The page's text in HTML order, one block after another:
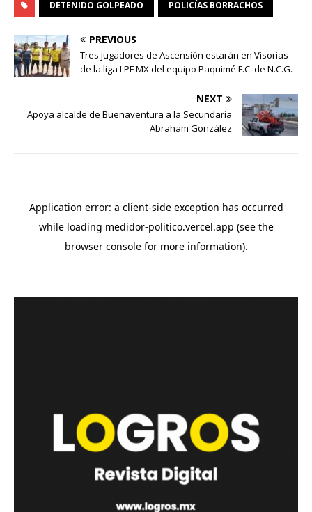
DETENIDO GOLPEADO POLICÍAS BORRACHOS
PREVIOUS
Tres jugadores de Ascensión estarán en Visorias
de la liga LPF MX del equipo Paquimé F.C. de N.C.G.
NEXT
Apoya alcalde de Buenaventura a la Secundaria
Abraham González